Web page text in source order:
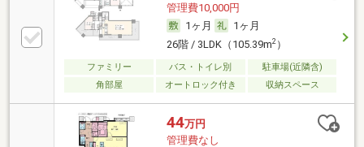
管理費10,000円
1ヶ月
1ヶ月
26階 / 3LDK（105.39m2）
ファミリー バス・トイレ別
駐車場(近隣含)
角部屋
オートロック付き 収納スペース
44万円
管理費なし